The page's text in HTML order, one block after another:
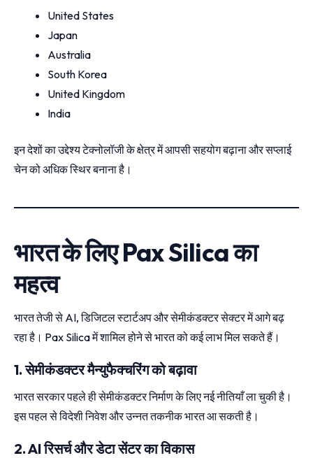
United States
Japan
Australia
South Korea
United Kingdom
India
इन देशों का उद्देश्य टेक्नोलॉजी के क्षेत्र में आपसी सहयोग बढ़ाना और सप्लाई
चेन को अधिक स्थिर बनाना है।
भारत के लिए Pax Silica का
महत्व
भारत तेजी से AI, डिजिटल स्टार्टअप और सेमीकंडक्टर सेक्टर में आगे बढ़
रहा है। Pax Silica में शामिल होने से भारत को कई लाभ मिल सकते हैं।
1. सेमीकंडक्टर मैन्युफैक्चरिंग को बढ़ावा
भारत सरकार पहले ही सेमीकंडक्टर निर्माण के लिए नई नीतियाँ ला चुकी है।
इस पहल से विदेशी निवेश और उन्नत तकनीक भारत आ सकती है।
2. AI रिसर्च और डेटा सेंटर का विकास